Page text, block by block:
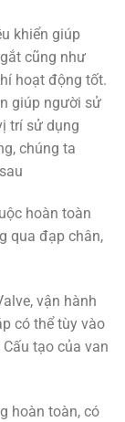
khiển giúp
cũng như
hoạt động tốt.
giúp người sử
trí sử dụng
chúng ta
hoàn toàn
qua đạp chân,
vận hành
có thể tùy vào
Cấu tạo của van
hoàn toàn, có